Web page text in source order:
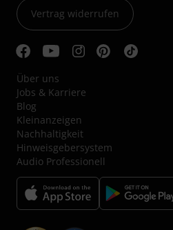
Vertrag widerrufen
Über uns
Jobs & Karriere
Blog
Kleinanzeigen
Nachhaltigkeit
Hinweisgebersystem
Audio Professionell